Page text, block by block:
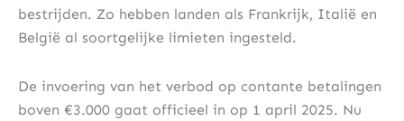
bestrijden. Zo hebben landen als Frankrijk, Italië en
België al soortgelijke limieten ingesteld.
De invoering van het verbod op contante betalingen
boven €3.000 gaat officieel in op 1 april 2025. Nu